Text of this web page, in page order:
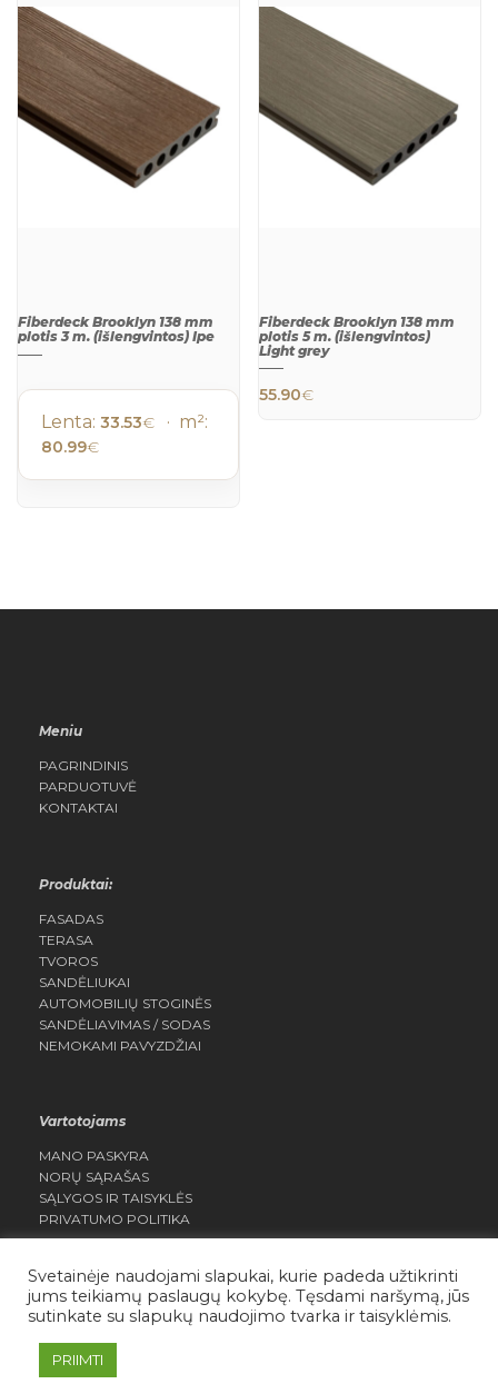
Fiberdeck Brooklyn 138 mm
plotis 3 m. (išlengvintos) Ipe
Lenta: 33.53€ · m²:
80.99€
Fiberdeck Brooklyn 138 mm
plotis 5 m. (išlengvintos)
Light grey
55.90€
Meniu
PAGRINDINIS
PARDUOTUVĖ
KONTAKTAI
Produktai:
FASADAS
TERASA
TVOROS
SANDĖLIUKAI
AUTOMOBILIŲ STOGINĖS
SANDĖLIAVIMAS / SODAS
NEMOKAMI PAVYZDŽIAI
Vartotojams
MANO PASKYRA
NORŲ SĄRAŠAS
SĄLYGOS IR TAISYKLĖS
PRIVATUMO POLITIKA
Svetainėje naudojami slapukai, kurie padeda užtikrinti
jums teikiamų paslaugų kokybę. Tęsdami naršymą, jūs
sutinkate su slapukų naudojimo tvarka ir taisyklėmis.
PRIIMTI